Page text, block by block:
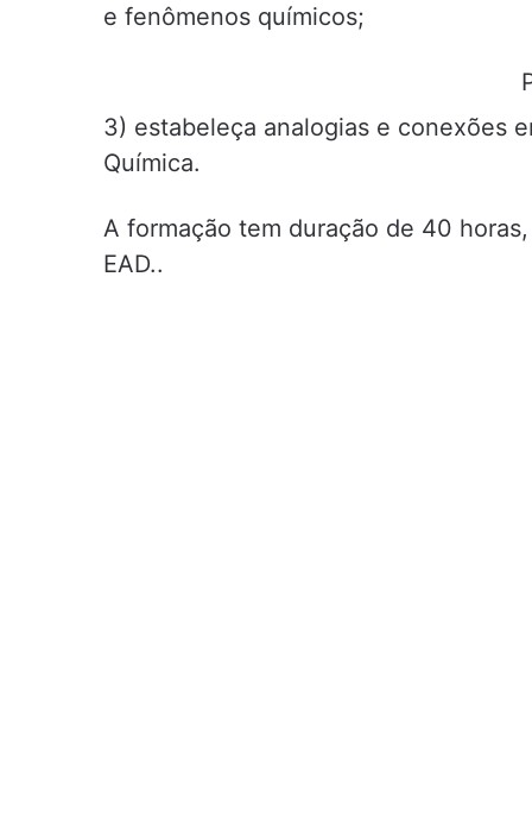
e fenômenos químicos;
3) estabeleça analogias e conexões
Química.
A formação tem duração de 40
EAD..